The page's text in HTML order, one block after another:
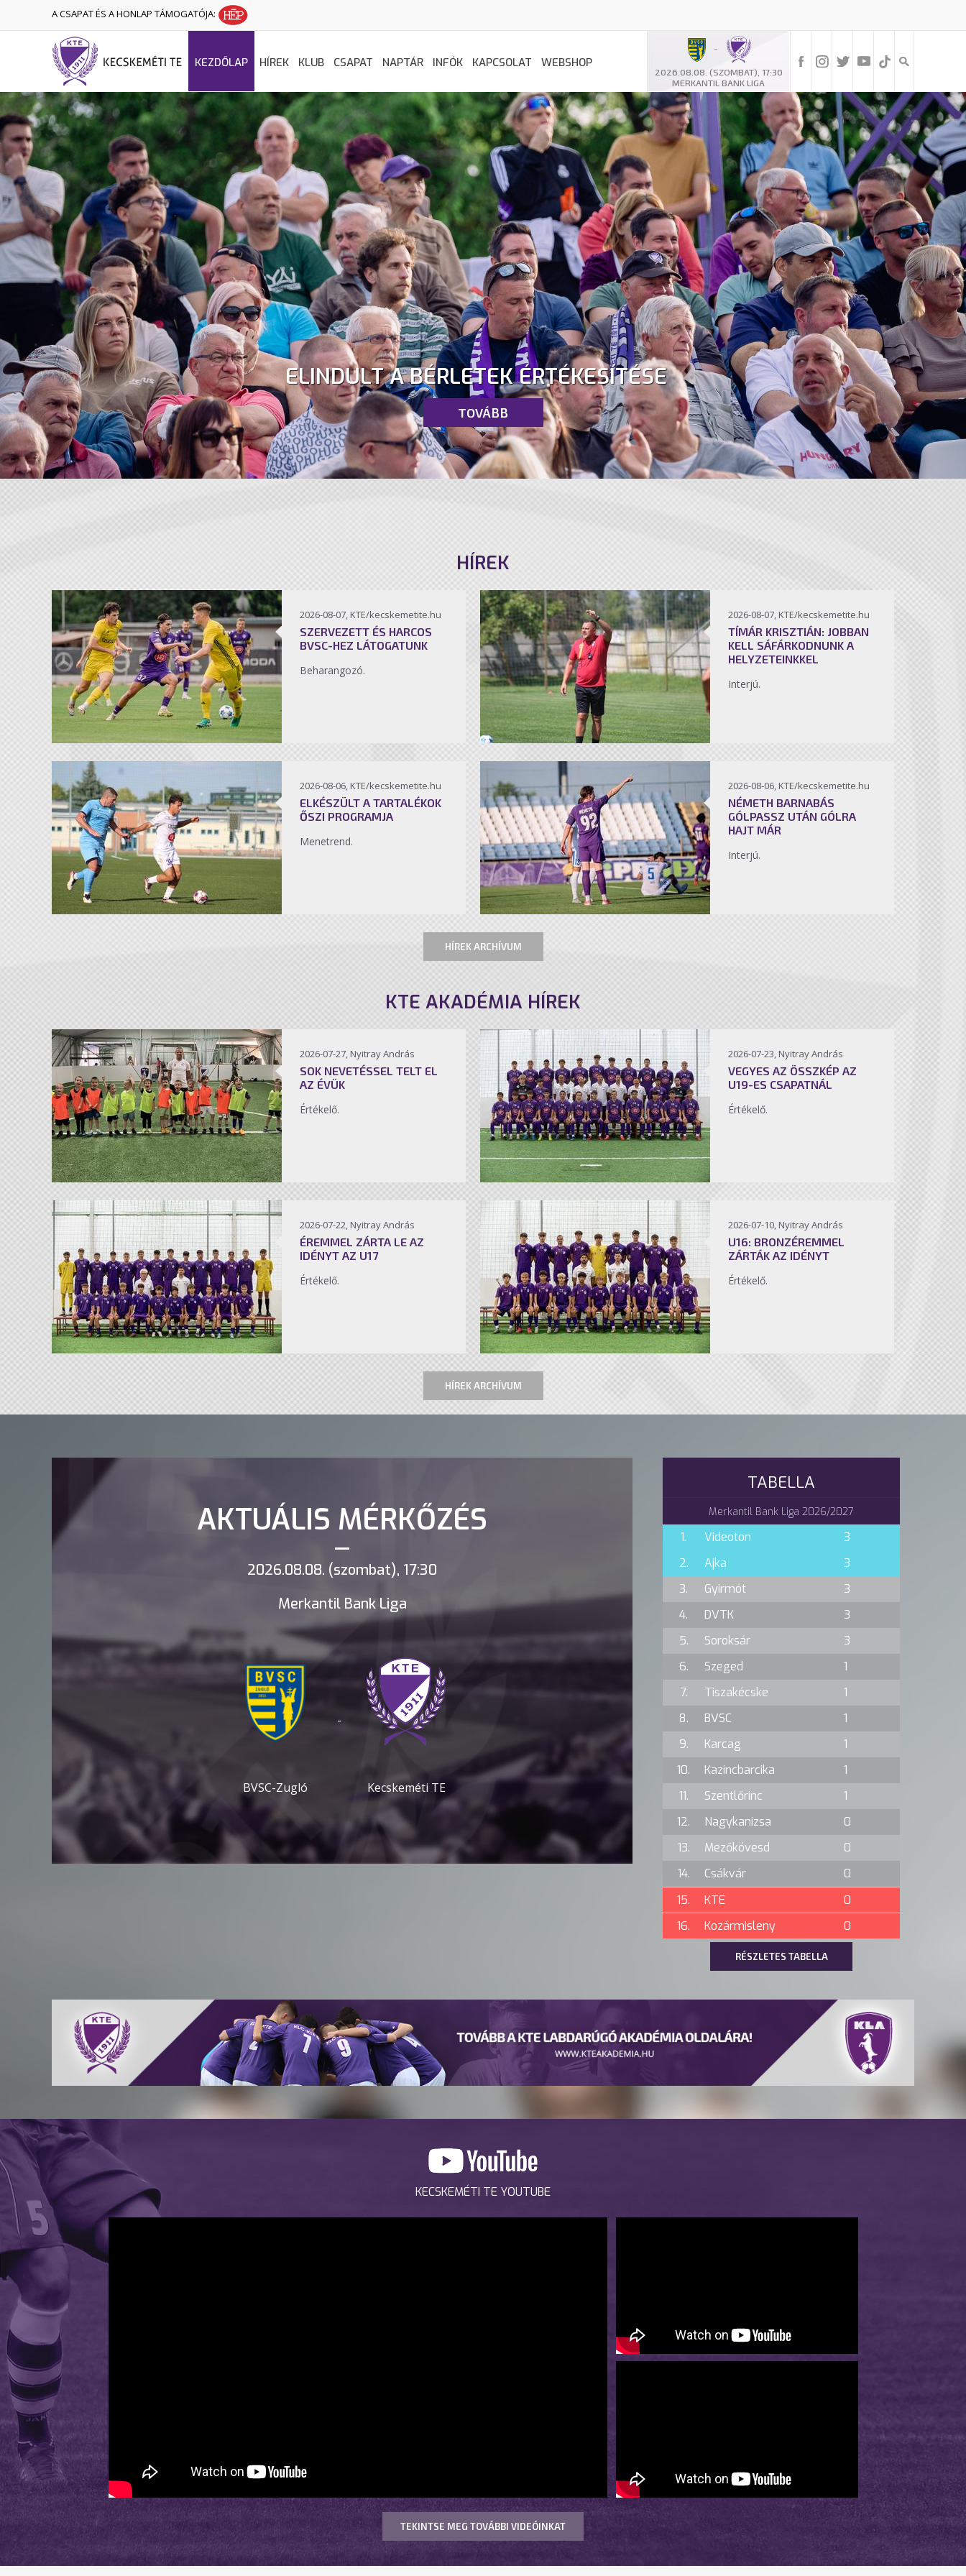
A CSAPAT ÉS A HONLAP TÁMOGATÓJA:
-
2026.08.08. (SZOMBAT), 17:30
MERKANTIL BANK LIGA
KEZDŐLAP HÍREK KLUB CSAPAT NAPTÁR INFÓK KAPCSOLAT WEBSHOP
ELINDULT A BÉRLETEK ÉRTÉKESÍTÉSE
TOVÁBB
HÍREK
2026-08-07, KTE/kecskemetite.hu
SZERVEZETT ÉS HARCOS
BVSC-HEZ LÁTOGATUNK
Beharangozó.
2026-08-07, KTE/kecskemetite.hu
TÍMÁR KRISZTIÁN: JOBBAN
KELL SÁFÁRKODNUNK A
HELYZETEINKKEL
Interjú.
2026-08-06, KTE/kecskemetite.hu
ELKÉSZÜLT A TARTALÉKOK
ŐSZI PROGRAMJA
Menetrend.
2026-08-06, KTE/kecskemetite.hu
NÉMETH BARNABÁS
GÓLPASSZ UTÁN GÓLRA
HAJT MÁR
Interjú.
HÍREK ARCHÍVUM
KTE AKADÉMIA HÍREK
2026-07-27, Nyitray András
SOK NEVETÉSSEL TELT EL
AZ ÉVÜK
Értékelő.
2026-07-23, Nyitray András
VEGYES AZ ÖSSZKÉP AZ
U19-ES CSAPATNÁL
Értékelő.
2026-07-22, Nyitray András
ÉREMMEL ZÁRTA LE AZ
IDÉNYT AZ U17
Értékelő.
2026-07-10, Nyitray András
U16: BRONZÉREMMEL
ZÁRTÁK AZ IDÉNYT
Értékelő.
HÍREK ARCHÍVUM
AKTUÁLIS MÉRKŐZÉS
2026.08.08. (szombat), 17:30
Merkantil Bank Liga
BVSC-Zugló
-
Kecskeméti TE
TABELLA
Merkantil Bank Liga 2026/2027
1. Videoton
3
2.
Ajka
3
3.
Gyirmót
3
4.
DVTK
3
5.
Soroksár
3
6.
Szeged
1
7.
Tiszakécske
1
8.
BVSC
1
9.
Karcag
1
10.
Kazincbarcika
1
11.
Szentlőrinc
1
12.
Nagykanizsa
0
13.
Mezőkövesd
0
14.
Csákvár
0
15.
KTE
0
16.
Kozármisleny 0
RÉSZLETES TABELLA
KECSKEMÉTI TE YOUTUBE
TEKINTSE MEG TOVÁBBI VIDEÓINKAT